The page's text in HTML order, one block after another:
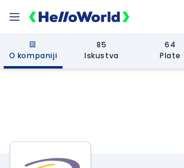
O kompaniji
85
Iskustva
64
Plate